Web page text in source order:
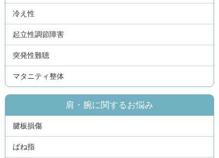
冷え性
起立性調節障害
突発性難聴
マタニティ整体
肩・腕に関するお悩み
腱板損傷
ばね指